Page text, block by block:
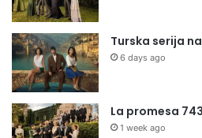
Turska serija
6 days ago
La promesa
1 week ago